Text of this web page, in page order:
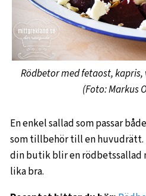
Rödbetor med fetaost,
(Foto: Markus
En enkel sallad som passar
som tillbehör till en
din butik blir en rödbetssallad
lika bra.